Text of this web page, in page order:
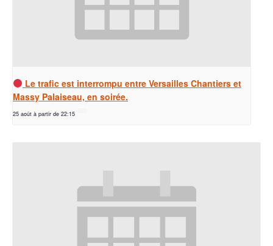
Le trafic est interrompu entre Versailles Chantiers et
Massy Palaiseau, en soirée.
25 août à partir de 22:15